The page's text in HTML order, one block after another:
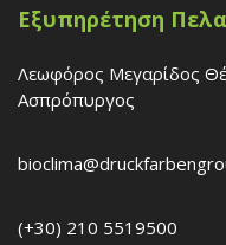
Εξυπηρέτηση
Λεωφόρος Μεγαρίδος
Ασπρόπυργος
(+30) 210 5519500